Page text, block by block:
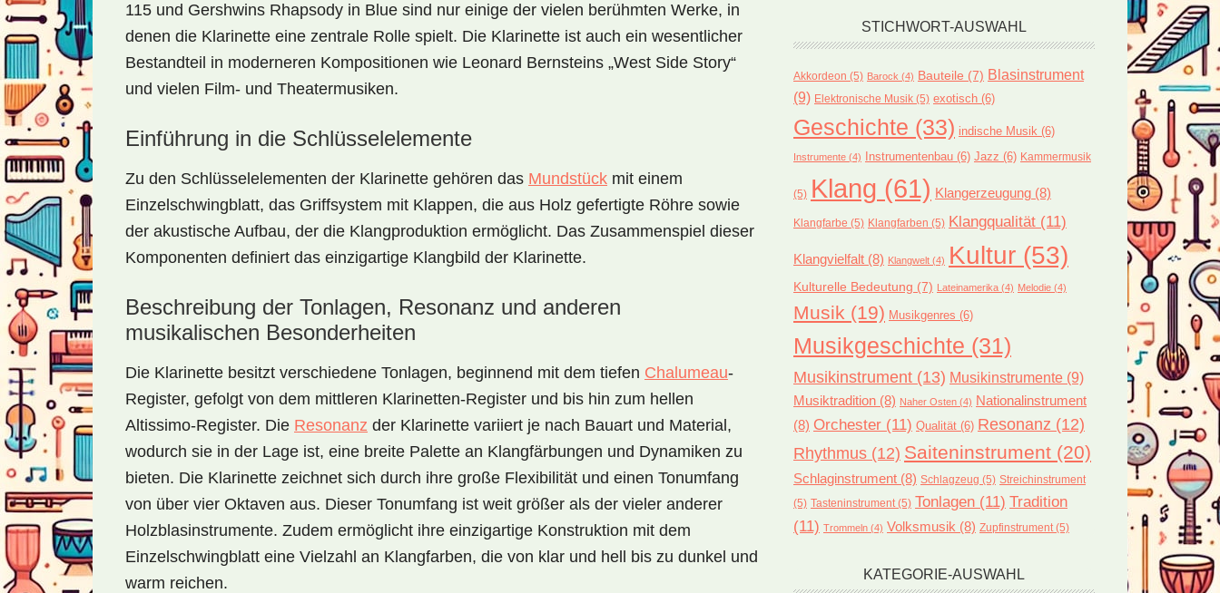
115 und Gershwins Rhapsody in Blue sind nur einige der vielen berühmten Werke, in
denen die Klarinette eine zentrale Rolle spielt. Die Klarinette ist auch ein wesentlicher
Bestandteil in moderneren Kompositionen wie Leonard Bernsteins „West Side Story“
und vielen Film- und Theatermusiken.
Einführung in die Schlüsselelemente
Zu den Schlüsselelementen der Klarinette gehören das Mundstück mit einem
Einzelschwingblatt, das Griffsystem mit Klappen, die aus Holz gefertigte Röhre sowie
der akustische Aufbau, der die Klangproduktion ermöglicht. Das Zusammenspiel dieser
Komponenten definiert das einzigartige Klangbild der Klarinette.
Beschreibung der Tonlagen, Resonanz und anderen
musikalischen Besonderheiten
Die Klarinette besitzt verschiedene Tonlagen, beginnend mit dem tiefen Chalumeau-
Register, gefolgt von dem mittleren Klarinetten-Register und bis hin zum hellen
Altissimo-Register. Die Resonanz der Klarinette variiert je nach Bauart und Material,
wodurch sie in der Lage ist, eine breite Palette an Klangfärbungen und Dynamiken zu
bieten. Die Klarinette zeichnet sich durch ihre große Flexibilität und einen Tonumfang
von über vier Oktaven aus. Dieser Tonumfang ist weit größer als der vieler anderer
Holzblasinstrumente. Zudem ermöglicht ihre einzigartige Konstruktion mit dem
Einzelschwingblatt eine Vielzahl an Klangfarben, die von klar und hell bis zu dunkel und
warm reichen.
STICHWORT-AUSWAHL
Akkordeon (5) Barock (4) Bauteile (7) Blasinstrument
(9) Elektronische Musik (5) exotisch (6)
Geschichte (33) indische Musik (6)
Instrumente (4) Instrumentenbau (6) Jazz (6) Kammermusik
(5) Klang (61) Klangerzeugung (8)
Klangfarbe (5) Klangfarben (5) Klangqualität (11)
Klangvielfalt (8) Klangwelt (4) Kultur (53)
Kulturelle Bedeutung (7) Lateinamerika (4) Melodie (4)
Musik (19) Musikgenres (6)
Musikgeschichte (31)
Musikinstrument (13) Musikinstrumente (9)
Musiktradition (8) Naher Osten (4) Nationalinstrument
(8) Orchester (11) Qualität (6) Resonanz (12)
Rhythmus (12) Saiteninstrument (20)
Schlaginstrument (8) Schlagzeug (5) Streichinstrument
(5) Tasteninstrument(5) Tonlagen (11) Tradition
(11) Trommeln (4) Volksmusik (8) Zupfinstrument(5)
KATEGORIE-AUSWAHL